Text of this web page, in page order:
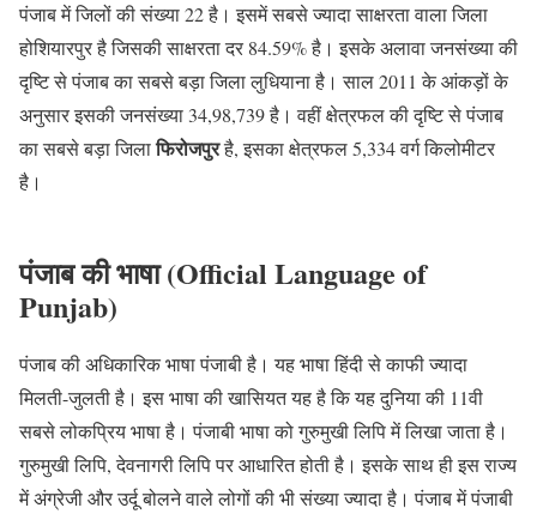
पंजाब में जिलों की संख्या 22 है। इसमें सबसे ज्यादा साक्षरता वाला जिला
होशियारपुर है जिसकी साक्षरता दर 84.59% है। इसके अलावा जनसंख्या की
दृष्टि से पंजाब का सबसे बड़ा जिला लुधियाना है। साल 2011 के आंकड़ों के
अनुसार इसकी जनसंख्या 34,98,739 है। वहीं क्षेत्रफल की दृष्टि से पंजाब
का सबसे बड़ा जिलाफिरोजपुरहै, इसका क्षेत्रफल 5,334 वर्ग किलोमीटर
है।
पंजाब की भाषा (Official Language of
Punjab)
पंजाब की अधिकारिक भाषा पंजाबी है। यह भाषा हिंदी से काफी ज्यादा
मिलती-जुलती है। इस भाषा की खासियत यह है कि यह दुनिया की 11वी
सबसे लोकप्रिय भाषा है। पंजाबी भाषा को गुरुमुखी लिपि में लिखा जाता है।
गुरुमुखी लिपि, देवनागरी लिपि पर आधारित होती है। इसके साथ ही इस राज्य
में अंग्रेजी और उर्दू बोलने वाले लोगों की भी संख्या ज्यादा है। पंजाब में पंजाबी